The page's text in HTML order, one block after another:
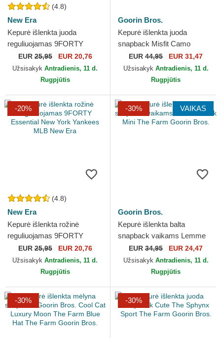
(4.8)
New Era
Kepurė išlenkta juoda
reguliuojamas 9FORTY
Essential New York Yankees
MLB New Era
EUR25,95 EUR 20,76
Užsisakyk Antradienis, 11 d.
Rugpjūtis
Goorin Bros.
Kepurė išlenkta juoda
snapback Misfit Camo
Desaturated Camo The Farm
Goorin Bros.
EUR 44,95 EUR 31,47
Užsisakyk Antradienis, 11 d.
Rugpjūtis
-20%
(4.8)
New Era
Kepurė išlenkta rožinė
reguliuojamas 9FORTY
Essential New York Yankees
MLB New Era
EUR25,95 EUR 20,76
Užsisakyk Antradienis, 11 d.
Rugpjūtis
-30% VAIKAS
Goorin Bros.
Kepurė išlenkta balta
snapback vaikams Lemme
Cook Mini The Farm Goorin
Bros.
EUR 34,95 EUR 24,47
Užsisakyk Antradienis, 11 d.
Rugpjūtis
-30% -30%